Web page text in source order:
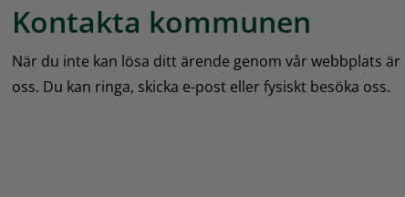
Kontakta kommunen
När du inte kan lösa ditt ärende genom vår webbplats
oss. Du kan ringa, skicka e-post eller fysiskt besöka oss.